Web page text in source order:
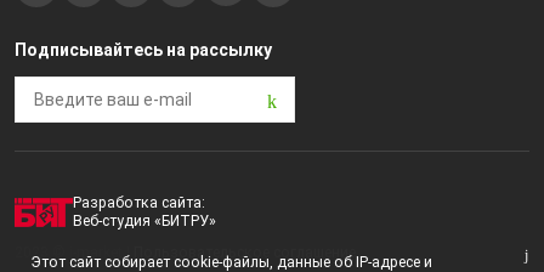
Подписывайтесь на рассылку
Разработка сайта:
Веб-студия «БИТРУ»
2023 © i-market |
Пользовательское соглашение
Этот сайт собирает cookie-файлы, данные об IP-адресе и